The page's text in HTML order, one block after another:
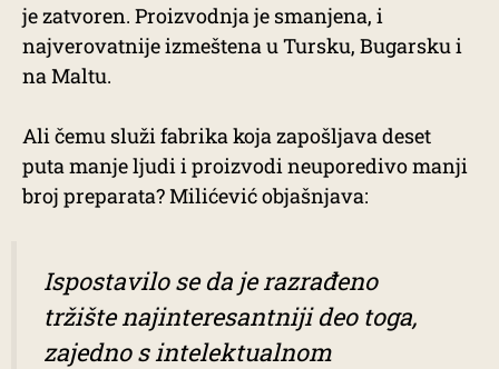
je zatvoren. Proizvodnja je smanjena, i
najverovatnije izmeštena u Tursku, Bugarsku i
na Maltu.
Ali čemu služi fabrika koja zapošljava deset
puta manje ljudi i proizvodi neuporedivo manji
broj preparata? Milićević objašnjava:
Ispostavilo se da je razrađeno
tržište najinteresantniji deo toga,
zajedno s intelektualnom